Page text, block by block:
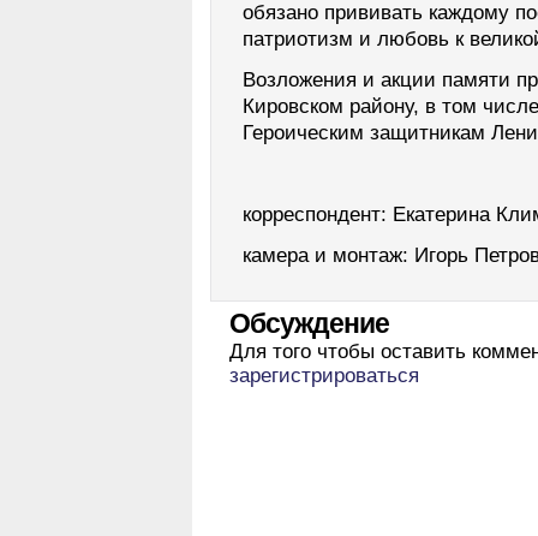
обязано прививать каждому
патриотизм и любовь к
Возложения и акции памяти
Кировском району, в том
Героическим защитникам
корреспондент: Екатерина
камера и монтаж: Игорь
Обсуждение
Для того чтобы оставить
зарегистрироваться